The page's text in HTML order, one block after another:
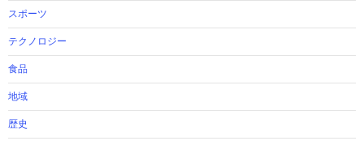
スポーツ
テクノロジー
食品
地域
歴史